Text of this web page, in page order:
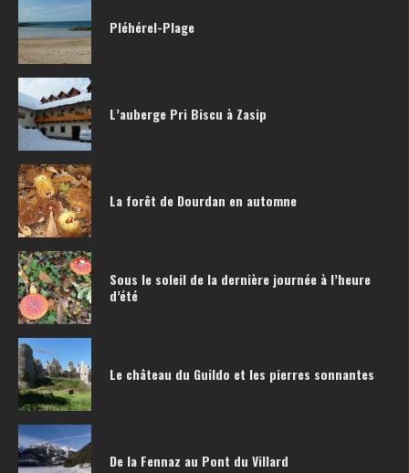
Pléhérel-Plage
L’auberge Pri Biscu à Zasip
La forêt de Dourdan en automne
Sous le soleil de la dernière journée à l’heure
d’été
Le château du Guildo et les pierres sonnantes
De la Fennaz au Pont du Villard